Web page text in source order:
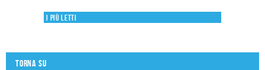
I più letti
Torna su